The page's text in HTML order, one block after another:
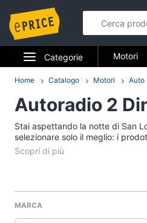
Categorie
Elettrodomestici
Informatica
Telefonia
Smart home
Videogiochi
Motori
Home Catalogo Motori Auto
Autoradio 2
Stai aspettando la notte di San
selezionare solo il meglio: i
migliori prodotti.
MARCA